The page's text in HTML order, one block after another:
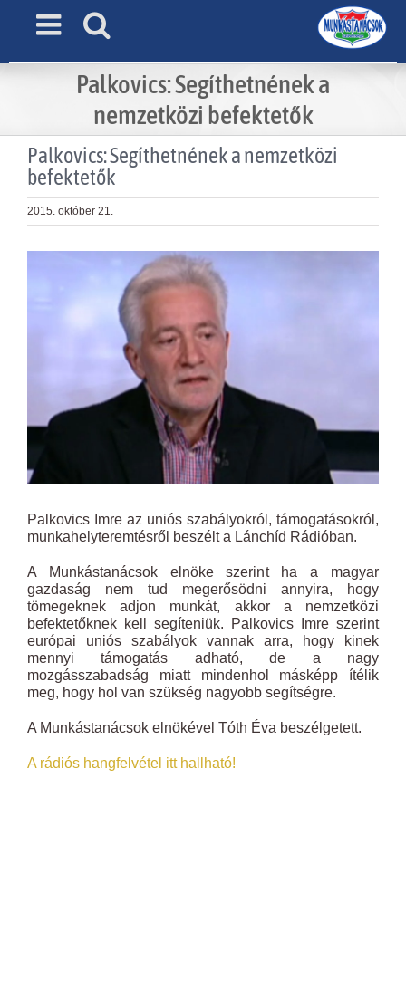
Palkovics: Segíthetnének a
nemzetközi befektetők
Palkovics: Segíthetnének a nemzetközi
befektetők
2015. október 21.
Palkovics Imre az uniós szabályokról, támogatásokról,
munkahelyteremtésről beszélt a Lánchíd Rádióban.
A Munkástanácsok elnöke szerint ha a magyar
gazdaság nem tud megerősödni annyira, hogy
tömegeknek adjon munkát, akkor a nemzetközi
befektetőknek kell segíteniük. Palkovics Imre szerint
európai uniós szabályok vannak arra, hogy kinek
mennyi támogatás adható, de a nagy
mozgásszabadság miatt mindenhol másképp ítélik
meg, hogy hol van szükség nagyobb segítségre.
A Munkástanácsok elnökével Tóth Éva beszélgetett.
A rádiós hangfelvétel itt hallható!